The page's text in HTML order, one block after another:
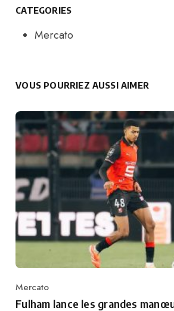
CATEGORIES
Mercato
VOUS POURRIEZ AUSSI AIMER
Category
Mercato
Fulham lance les grandes